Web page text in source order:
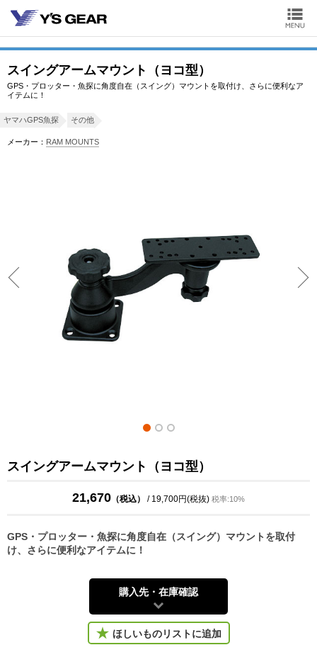
スイングアームマウント（ヨコ型）
GPS・プロッター・魚探に角度自在（スイング）マウントを取付け、さらに便利なア
イテムに！
ヤマハGPS魚探 その他
メーカー： RAM MOUNTS
スイングアームマウント（ヨコ型）
21,670 （税込） / 19,700円(税抜) 税率:10%
GPS・プロッター・魚探に角度自在（スイング）マウントを取付
け、さらに便利なアイテムに！
購入先・在庫確認
ほしいものリストに追加